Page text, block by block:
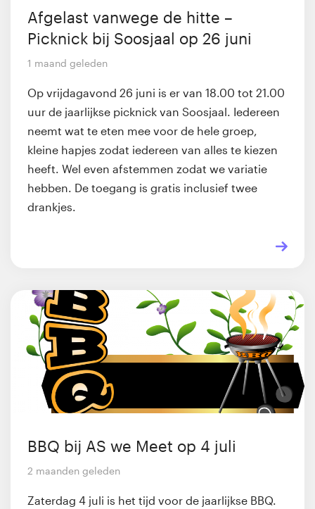
Afgelast vanwege de hitte –
Picknick bij Soosjaal op 26 juni
1 maand geleden
Op vrijdagavond 26 juni is er van 18.00 tot 21.00
uur de jaarlijkse picknick van Soosjaal. Iedereen
neemt wat te eten mee voor de hele groep,
kleine hapjes zodat iedereen van alles te kiezen
heeft. Wel even afstemmen zodat we variatie
hebben. De toegang is gratis inclusief twee
drankjes.
BBQ bij AS we Meet op 4 juli
2 maanden geleden
Zaterdag 4 juli is het tijd voor de jaarlijkse BBQ.